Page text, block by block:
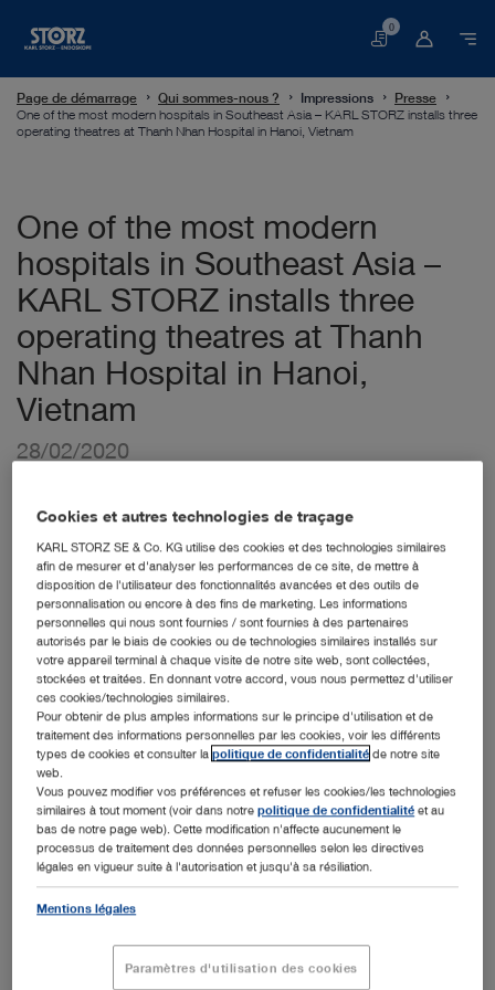
Panier
0
Page de démarrage Qui sommes-nous ? Impressions
Presse
One of the most modern hospitals in Southeast Asia – KARL STORZ installs three
operating theatres at Thanh Nhan Hospital in Hanoi, Vietnam
One of the most modern
hospitals in Southeast Asia –
KARL STORZ installs three
operating theatres at Thanh
Nhan Hospital in Hanoi,
Vietnam
28/02/2020
Hybrid operating room at Thanh Nhan Hospital in Hanoi, Vietnam
Tuttlingen, 2/28/2020: The Thanh Nhan Hospital is a
public clinic located in Hanoi, Vietnam. With its 780 beds
and 13,000 surgeries a year, the hospital has a major
importance for the city and the surrounding area. In order
to meet the European standards in cardiovascular surgery,
neurology, arthroscopy and gastroenterology, the hospital
become one of the most modern hospitals in Southeast
Cookies et autres technologies de traçage
KARL STORZ SE & Co. KG utilise des cookies et des technologies similaires
afin de mesurer et d'analyser les performances de ce site, de mettre à
disposition de l'utilisateur des fonctionnalités avancées et des outils de
personnalisation ou encore à des fins de marketing. Les informations
personnelles qui nous sont fournies / sont fournies à des partenaires
autorisés par le biais de cookies ou de technologies similaires installés sur
votre appareil terminal à chaque visite de notre site web, sont collectées,
stockées et traitées. En donnant votre accord, vous nous permettez d'utiliser
ces cookies/technologies similaires.
Pour obtenir de plus amples informations sur le principe d'utilisation et de
traitement des informations personnelles par les cookies, voir les différents
types de cookies et consulter lapolitique de confidentialité de notre site
web.
Vous pouvez modifier vos préférences et refuser les cookies/les technologies
similaires à tout moment (voir dans notrepolitique de confidentialité et au
bas de notre page web). Cette modification n'affecte aucunement le
processus de traitement des données personnelles selon les directives
légales en vigueur suite à l'autorisation et jusqu'à sa résiliation.
Mentions légales
Paramètres d'utilisation des cookies